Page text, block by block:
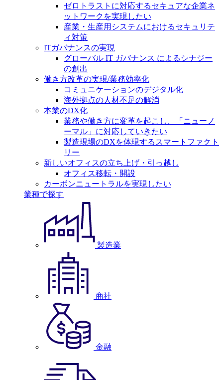
ゼロトラストに対応するセキュアな企業ネ
ットワークを実現したい
産業・生産用システムにおけるセキュリテ
ィ対策
ITガバナンスの実現
グローバル IT ガバナンス によるシナジー
の創出
働き方改革の実現/業務効率化
コミュニケーションのデジタル化
海外拠点の人材不足の解消
本業のDX化
業務や働き方に変革を起こし、「ニューノ
ーマル」に対応していきたい
製造現場のDXを体現するスマートファクト
リー
新しいオフィスの立ち上げ・引っ越し
オフィス移転・開設
カーボンニュートラルを実現したい
業種で探す
製造業
商社
金融